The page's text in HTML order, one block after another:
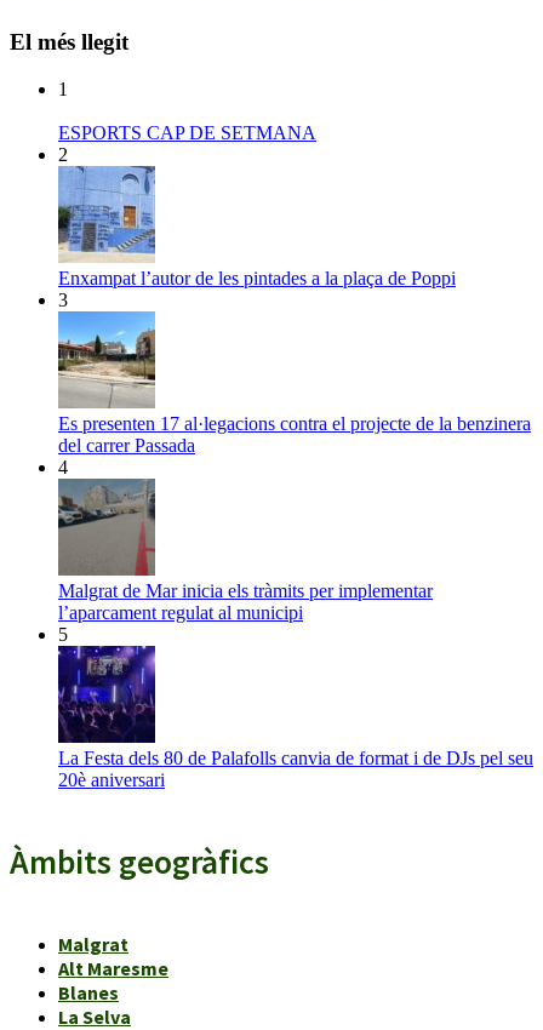
El més llegit
1
ESPORTS CAP DE SETMANA
2
Enxampat l’autor de les pintades a la plaça de Poppi
3
Es presenten 17 al·legacions contra el projecte de la benzinera
del carrer Passada
4
Malgrat de Mar inicia els tràmits per implementar
l’aparcament regulat al municipi
5
La Festa dels 80 de Palafolls canvia de format i de DJs pel seu
20è aniversari
Àmbits geogràfics
Malgrat
Alt Maresme
Blanes
La Selva